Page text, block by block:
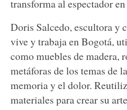
transforma al espectador
Doris Salcedo, escultora y
vive y trabaja en Bogotá,
como muebles de madera,
metáforas de los temas de
memoria y el dolor.
materiales para crear su